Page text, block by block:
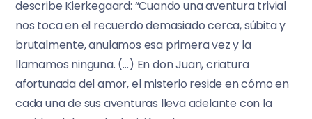
describe Kierkegaard: “Cuando una aventura trivial
nos toca en el recuerdo demasiado cerca, súbita y
brutalmente, anulamos esa primera vez y la
llamamos ninguna. (…) En don Juan, criatura
afortunada del amor, el misterio reside en cómo en
cada una de sus aventuras lleva adelante con la